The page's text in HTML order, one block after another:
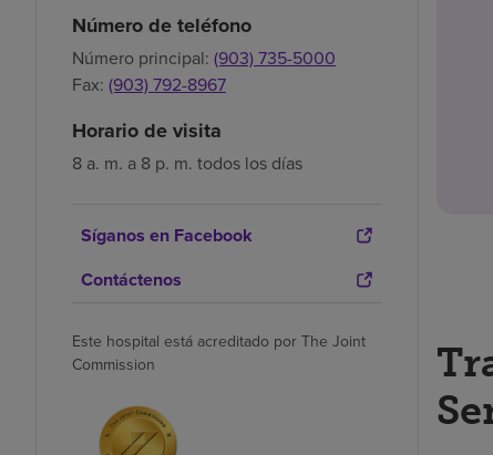
Número de teléfono
Número principal: (903) 735-5000
Fax: (903) 792-8967
Horario de visita
8 a. m. a 8 p. m. todos los días
Síganos en Facebook
Contáctenos
Este hospital está acreditado por The Joint
Commission